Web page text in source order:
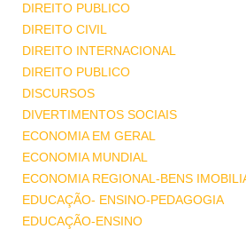
DIREITO PUBLICO
DIREITO CIVIL
DIREITO INTERNACIONAL
DIREITO PUBLICO
DISCURSOS
DIVERTIMENTOS SOCIAIS
ECONOMIA EM GERAL
ECONOMIA MUNDIAL
ECONOMIA REGIONAL-BENS
EDUCAÇÃO- ENSINO-PEDAGOGIA
EDUCAÇÃO-ENSINO